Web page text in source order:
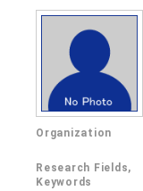
Organization
Research Fields,
Keywords